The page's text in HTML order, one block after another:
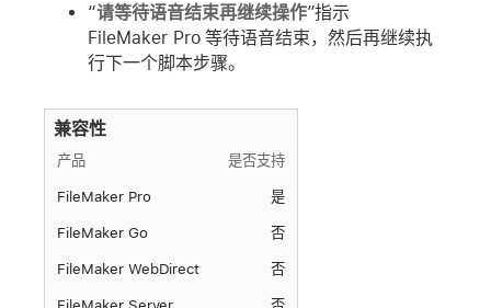
“请等待语音结束再继续操作”指示
FileMaker Pro 等待语音结束，然后再继续执
行下一个脚本步骤。
兼容性
产品 是否支持
FileMaker Pro 是
FileMaker Go 否
FileMaker WebDirect 否